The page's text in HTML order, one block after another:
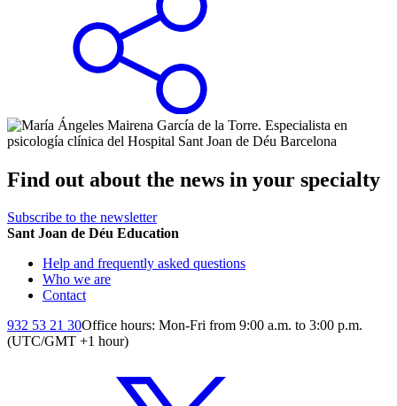
Find out about the news in your specialty
Subscribe to the newsletter
Sant Joan de Déu Education
Help and frequently asked questions
Who we are
Contact
932 53 21 30Office hours: Mon-Fri from 9:00 a.m. to 3:00 p.m.
(UTC/GMT +1 hour)